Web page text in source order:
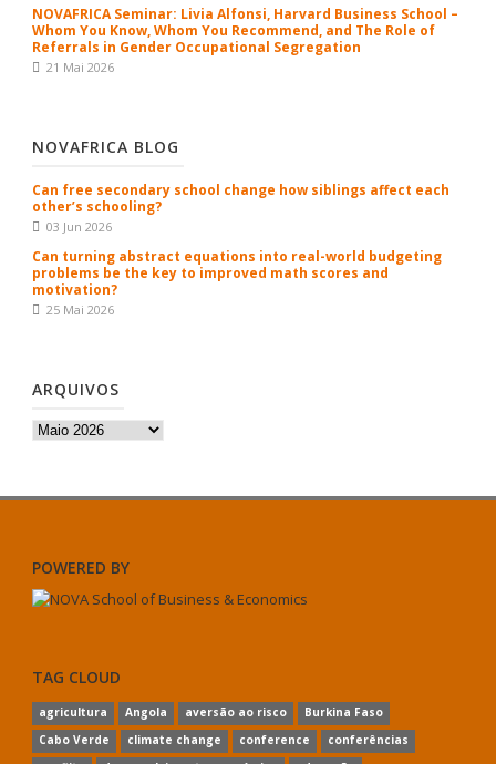
NOVAFRICA Seminar: Livia Alfonsi, Harvard Business School –
Whom You Know, Whom You Recommend, and The Role of
Referrals in Gender Occupational Segregation
21 Mai 2026
NOVAFRICA BLOG
Can free secondary school change how siblings affect each
other’s schooling?
03 Jun 2026
Can turning abstract equations into real-world budgeting
problems be the key to improved math scores and
motivation?
25 Mai 2026
ARQUIVOS
Arquivos
POWERED BY
TAG CLOUD
agricultura Angola aversão ao risco
Burkina Faso
Cabo Verde
climate change conference
conferências